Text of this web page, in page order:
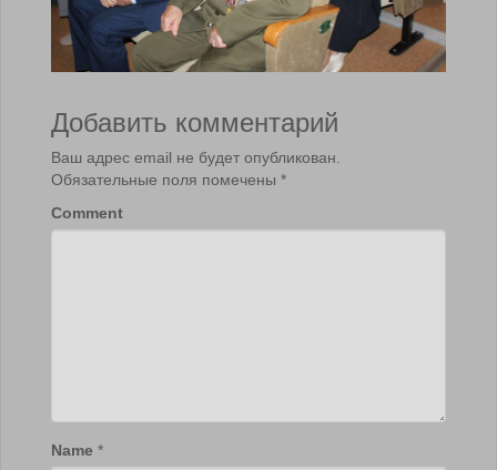
Добавить комментарий
Ваш адрес email не будет опубликован.
Обязательные поля помечены *
Comment
Name *